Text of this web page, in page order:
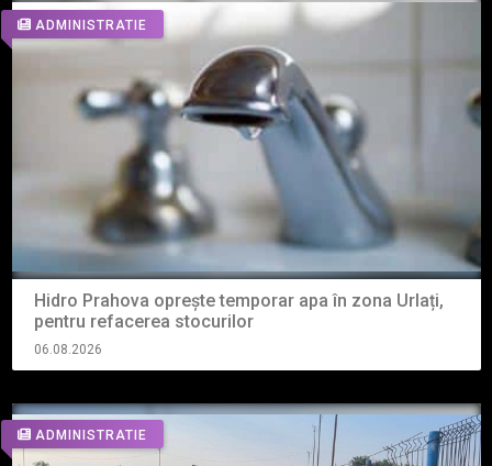
ADMINISTRATIE
Hidro Prahova oprește temporar apa în zona Urlați,
pentru refacerea stocurilor
06.08.2026
ADMINISTRATIE